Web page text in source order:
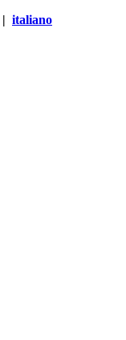
| italiano